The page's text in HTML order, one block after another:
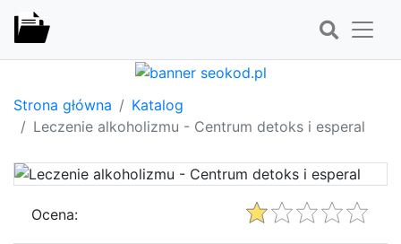
Strona główna
Katalog
Leczenie alkoholizmu - Centrum detoks i esperal
Ocena: